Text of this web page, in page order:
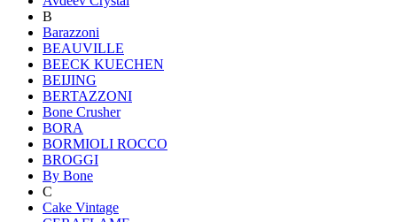
B
Barazzoni
BEAUVILLE
BEECK KUECHEN
BEIJING
BERTAZZONI
Bone Crusher
BORA
BORMIOLI ROCCO
BROGGI
By Bone
C
Cake Vintage